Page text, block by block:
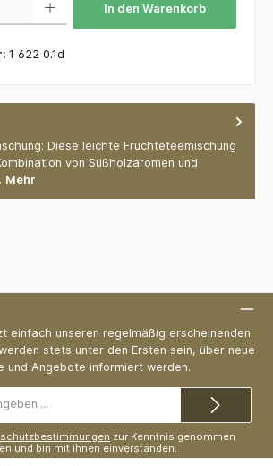
In den Warenkorb
1 622 0.1d
Diese leichte Früchteteemischung
von Süßholzaromen und
Mehr
einfach unseren regelmäßig erscheinenden
stets unter den Ersten sein, über neue
und Angebote informiert werden.
Mail-
zur Kenntnis genommen
und bin mit ihnen einverstanden.